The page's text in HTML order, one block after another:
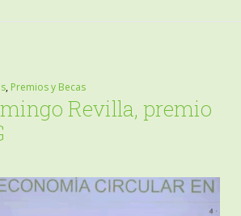
, Premios y Becas
Revilla, premio